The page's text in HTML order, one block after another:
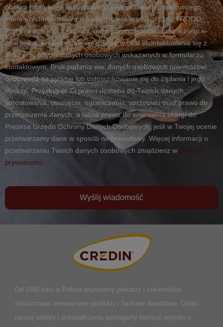
obsługi formularza kontaktowego jako prawnie uzasadnionego
interesu Administratora – na podstawie art. 6 ust. 1 lit. f RODO.
Podanie imienia i nazwiska, nazwy firmy, telefonu oraz adresu e-
mail jest dobrowolne, ale niezbędne w celu skontaktowania się z
Tobą przy użyciu danych osobowych wskazanych w formularzu
kontaktowym. Brak podania ww. danych osobowych uniemożliwi
odpowiedź na pytanie lub ustosunkowanie się do żądania i jego
obsługi. Przysługuje Ci prawo dostępu do Twoich danych,
sprostowania, usunięcia, ograniczenia, sprzeciwu oraz prawo do
przenoszenia danych, a także prawo do wniesienia skargi do
Prezesa Urzędu Ochrony Danych Osobowych, jeśli w Twojej ocenie
przetwarzamy dane w sposób nieprawidłowy. Więcej informacji o
przetwarzaniu Twoich danych osobowych znajdziesz w polityce
prywatności.
Wyślij wiadomość
Od 1995 roku w Polsce wspieramy piekarzy i cukierników,
dostarczając innowacyjne produkty i fachowe doradztwo. Dzięki
naszej wiedzy i doświadczeniu pomagamy tworzyć wypieki o